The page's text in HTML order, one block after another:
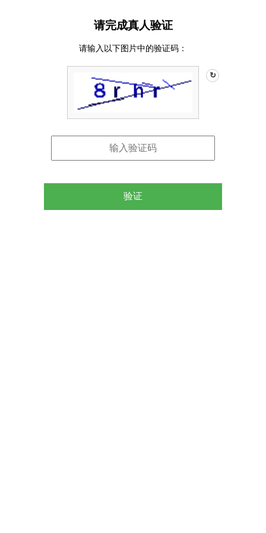
请完成真人验证
请输入以下图片中的验证码：
↻
验证